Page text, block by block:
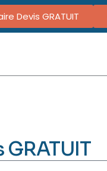
Devis GRATUIT